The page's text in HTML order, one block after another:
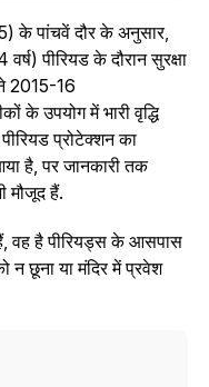
5) के पांचवें दौर के अनुसार,
पीरियड के दौरान सुरक्षा
2015-16
के उपयोग में भारी वृद्धि
प्रोटेक्‍शन का
है, पर जानकारी तक
मौजूद हैं.
वह है पीरियड्स के आसपास
न छूना या मंदिर में प्रवेश